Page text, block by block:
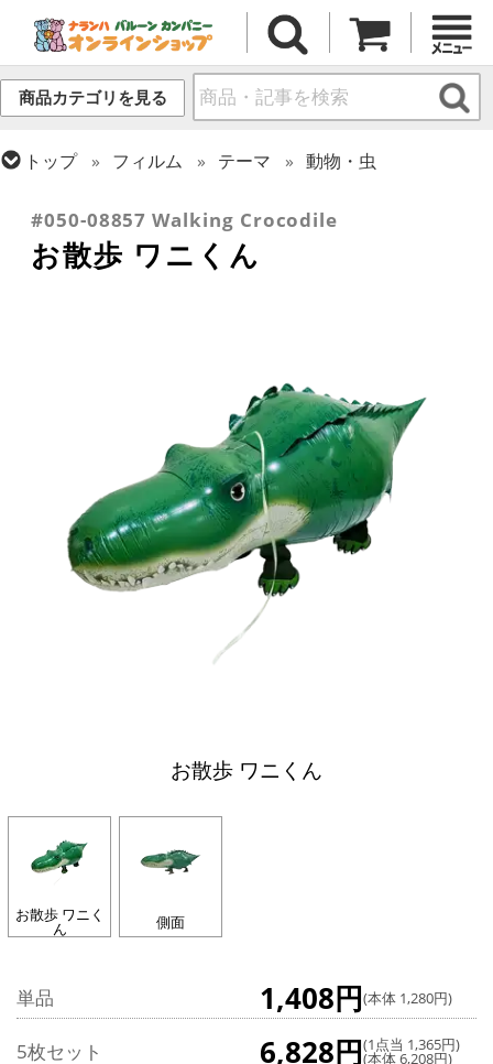
商品カテゴリを見る
トップ フィルム テーマ
動物・虫
お散歩・エアウォーカー
#050-08857 Walking Crocodile
お散歩 ワニくん
お散歩 ワニくん
お散歩 ワニく
ん 側面
単品 1,408円(本体 1,280円)
5枚セット 6,828円(1点当 1,365円)
(本体 6,208円)